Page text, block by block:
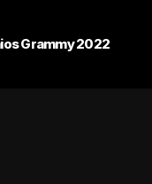
Grammy 2022